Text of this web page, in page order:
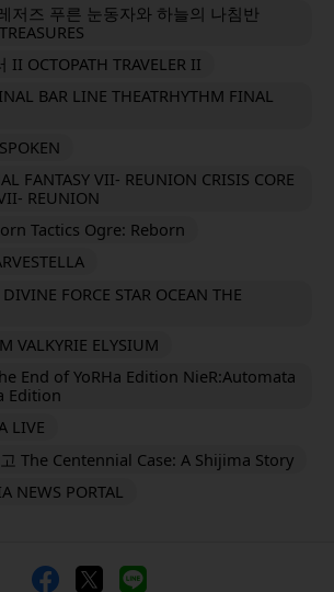
저즈 푸른 눈동자와 하늘의 나침반
OCTOPATH TRAVELER II
BAR LINE THEATRHYTHM FINAL
FANTASY VII- REUNION CRISIS CORE
REUNION
Tactics Ogre: Reborn
FORCE STAR OCEAN THE
VALKYRIE ELYSIUM
End of YoRHa Edition NieR:Automata
Edition
LIVE
The Centennial Case: A Shijima Story
NEWS PORTAL